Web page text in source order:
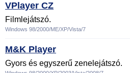
VPlayer CZ
Filmlejátszó.
Windows 98/2000/ME/XP/Vista/7
M&K Player
Gyors és egyszerű zenelejátszó.